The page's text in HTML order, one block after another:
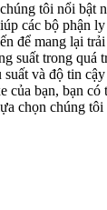
tôi nổi bật
các bộ phận
để mang lại
suất trong quá
và độ tin
bạn, bạn có
chọn chúng tôi